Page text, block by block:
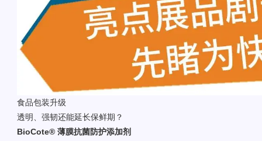
食品包装升级
透明、强韧还能延长保鲜期？
BioCote® 薄膜抗菌防护添加剂